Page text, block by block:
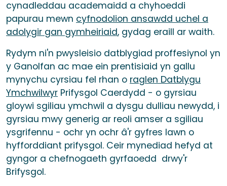
cynadleddau academaidd a chyhoeddi
papurau mewn cyfnodolion ansawdd uchel a
adolygir gan gymheiriaid, gydag eraill ar waith.
Rydym ni'n pwysleisio datblygiad proffesiynol yn
y Ganolfan ac mae ein prentisiaid yn gallu
mynychu cyrsiau fel rhan o raglen Datblygu
Ymchwilwyr Prifysgol Caerdydd - o gyrsiau
gloywi sgiliau ymchwil a dysgu dulliau newydd, i
gyrsiau mwy generig ar reoli amser a sgiliau
ysgrifennu - ochr yn ochr â'r gyfres lawn o
hyfforddiant prifysgol. Ceir mynediad hefyd at
gyngor a chefnogaeth gyrfaoedd drwy'r
Brifysgol.